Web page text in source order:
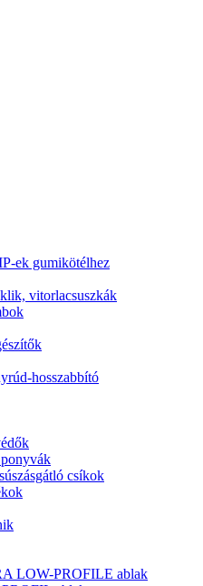
ek gumikötélhez
vitorlacsuszkák
hosszabbító
csíkok
LOW-PROFILE ablak